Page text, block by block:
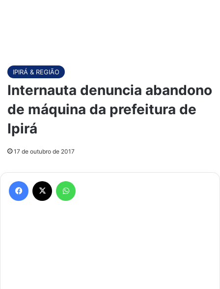
IPIRÁ & REGIÃO
Internauta denuncia abandono
de máquina da prefeitura de
Ipirá
17 de outubro de 2017